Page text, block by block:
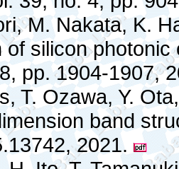
M. Nakata, K.
of silicon
pp. 1904-1907,
T. Ozawa, Y.
band
2021.